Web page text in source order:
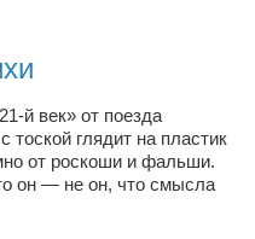
й век» от поезда
тоской глядит на пластик
от роскоши и фальши.
он — не он, что смысла